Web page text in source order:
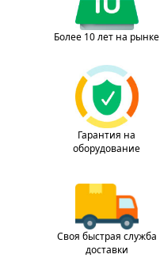
Более 10 лет на рынке
Гарантия на
оборудование
Своя быстрая служба
доставки